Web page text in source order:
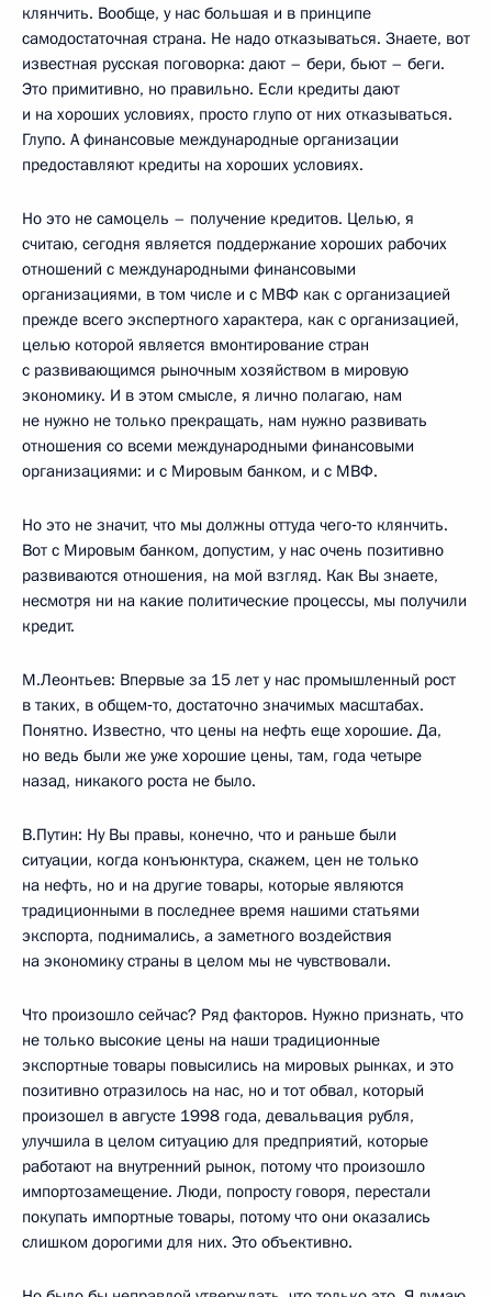
клянчить. Вообще, у нас большая и в принципе
самодостаточная страна. Не надо отказываться. Знаете, вот
известная русская поговорка: дают – бери, бьют – беги.
Это примитивно, но правильно. Если кредиты дают
и на хороших условиях, просто глупо от них отказываться.
Глупо. А финансовые международные организации
предоставляют кредиты на хороших условиях.
Но это не самоцель – получение кредитов. Целью, я
считаю, сегодня является поддержание хороших рабочих
отношений с международными финансовыми
организациями, в том числе и с МВФ как с организацией
прежде всего экспертного характера, как с организацией,
целью которой является вмонтирование стран
с развивающимся рыночным хозяйством в мировую
экономику. И в этом смысле, я лично полагаю, нам
не нужно не только прекращать, нам нужно развивать
отношения со всеми международными финансовыми
организациями: и с Мировым банком, и с МВФ.
Но это не значит, что мы должны оттуда чего‑то клянчить.
Вот с Мировым банком, допустим, у нас очень позитивно
развиваются отношения, на мой взгляд. Как Вы знаете,
несмотря ни на какие политические процессы, мы получили
кредит.
М.Леонтьев: Впервые за 15 лет у нас промышленный рост
в таких, в общем‑то, достаточно значимых масштабах.
Понятно. Известно, что цены на нефть еще хорошие. Да,
но ведь были же уже хорошие цены, там, года четыре
назад, никакого роста не было.
В.Путин: Ну Вы правы, конечно, что и раньше были
ситуации, когда конъюнктура, скажем, цен не только
на нефть, но и на другие товары, которые являются
традиционными в последнее время нашими статьями
экспорта, поднимались, а заметного воздействия
на экономику страны в целом мы не чувствовали.
Что произошло сейчас? Ряд факторов. Нужно признать, что
не только высокие цены на наши традиционные
экспортные товары повысились на мировых рынках, и это
позитивно отразилось на нас, но и тот обвал, который
произошел в августе 1998 года, девальвация рубля,
улучшила в целом ситуацию для предприятий, которые
работают на внутренний рынок, потому что произошло
импортозамещение. Люди, попросту говоря, перестали
покупать импортные товары, потому что они оказались
слишком дорогими для них. Это объективно.